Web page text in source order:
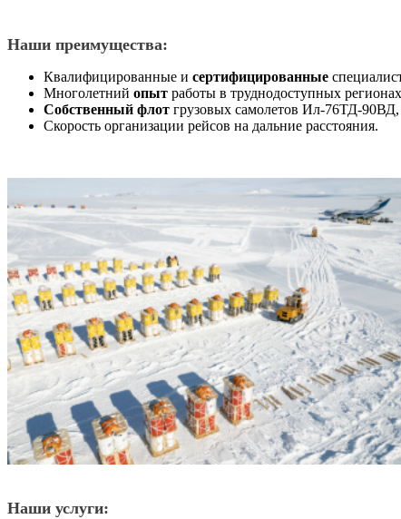
Наши преимущества:
Квалифицированные и сертифицированные
Многолетний опыт работы в труднодоступных
Собственный флот грузовых самолетов Ил-76ТД-
Скорость организации рейсов на дальние расстояния.
Наши услуги: